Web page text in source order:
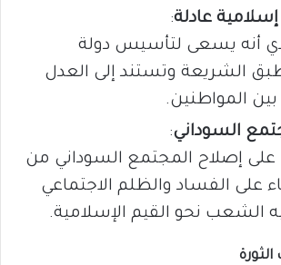
عادلة:
أنه يسعى لتأسيس دولة
الشريعة وتستند إلى العدل
المواطنين.
السوداني:
على إصلاح المجتمع السوداني من
على الفساد والظلم الاجتماعي
الشعب نحو القيم الإسلامية.